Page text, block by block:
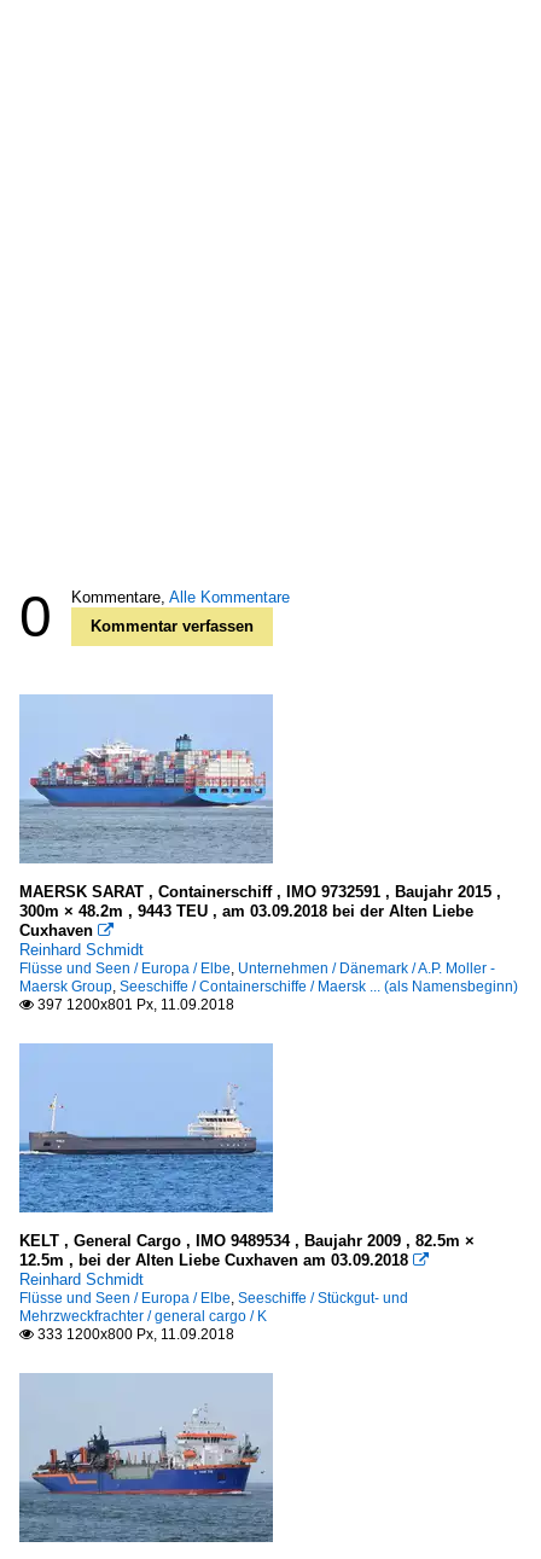
0 Kommentare, Alle Kommentare
Kommentar verfassen
MAERSK SARAT , Containerschiff , IMO 9732591 , Baujahr 2015 ,
300m × 48.2m , 9443 TEU , am 03.09.2018 bei der Alten Liebe
Cuxhaven 
Reinhard Schmidt
Flüsse und Seen / Europa / Elbe, Unternehmen / Dänemark / A.P. Moller -
Maersk Group, Seeschiffe / Containerschiffe / Maersk ... (als Namensbeginn)
 397 1200x801 Px, 11.09.2018
KELT , General Cargo , IMO 9489534 , Baujahr 2009 , 82.5m ×
12.5m , bei der Alten Liebe Cuxhaven am 03.09.2018 
Reinhard Schmidt
Flüsse und Seen / Europa / Elbe, Seeschiffe / Stückgut- und
Mehrzweckfrachter / general cargo / K
 333 1200x800 Px, 11.09.2018